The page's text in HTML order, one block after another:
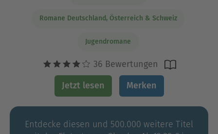
Romane Deutschland, Österreich & Schweiz
Jugendromane
36 Bewertungen
Jetzt lesen Merken
Entdecke diesen und 500.000 weitere Titel